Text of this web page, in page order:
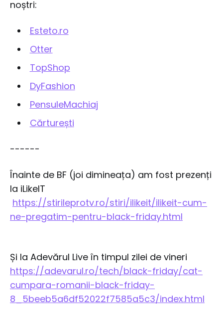
noștri:
Esteto.ro
Otter
TopShop
DyFashion
PensuleMachiaj
Cărturești
------
Înainte de BF (joi dimineața) am fost prezenți
la iLikeIT
https://stirileprotv.ro/stiri/ilikeit/ilikeit-cum-
ne-pregatim-pentru-black-friday.html
Și la Adevărul Live în timpul zilei de vineri
https://adevarul.ro/tech/black-friday/cat-
cumpara-romanii-black-friday-
8_5beeb5a6df52022f7585a5c3/index.html